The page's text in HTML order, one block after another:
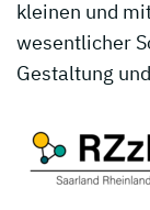
kleinen und
wesentlicher
Gestaltung